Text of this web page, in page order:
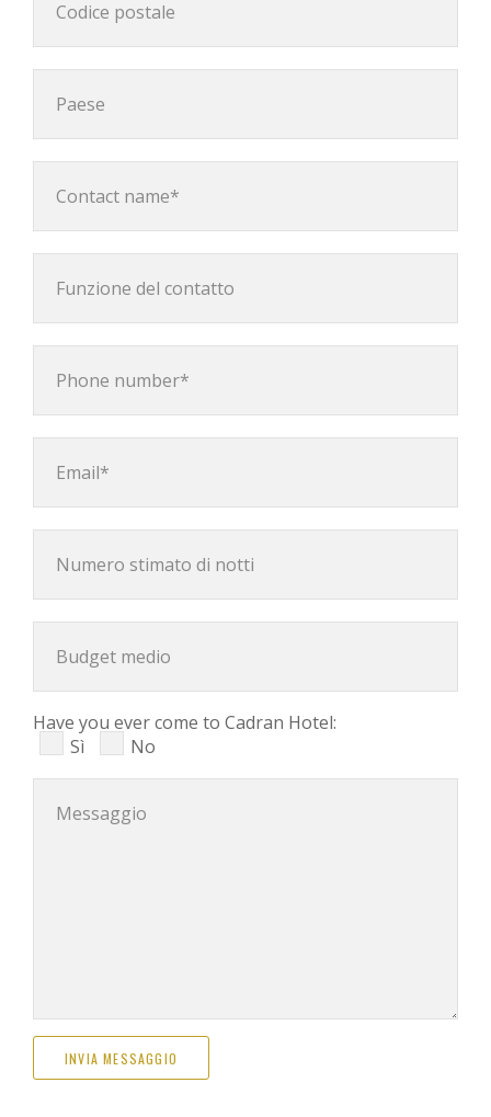
Have you ever come to Cadran Hotel:
Sì
No
INVIA MESSAGGIO